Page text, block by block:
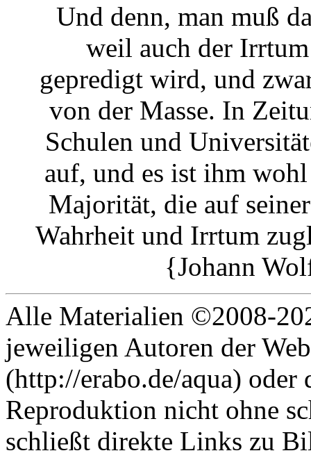
Und denn, man muß
weil auch der
gepredigt wird, und
von der Masse. In
Schulen und
auf, und es ist ihm
Majorität, die auf
Wahrheit und Irrtum
{Johann
Alle Materialien ©2008-
jeweiligen Autoren der
(http://erabo.de/aqua) oder
Reproduktion nicht ohne
schließt direkte Links zu